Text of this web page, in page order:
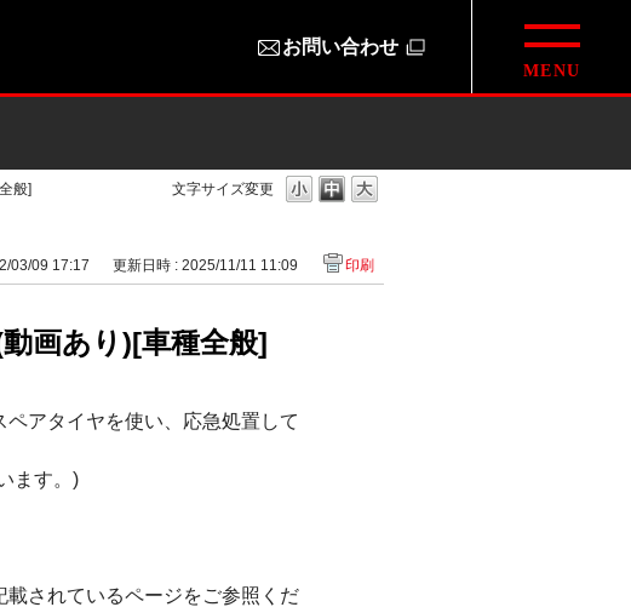
お問い合わせ
文字サイズ変更
般]
03/09 17:17 更新日時 : 2025/11/11 11:09 印刷
画あり)[車種全般]
アタイヤを使い、応急処置して
ます。)
されているページをご参照くだ